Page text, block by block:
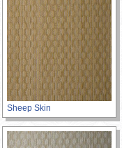
Sheep Skin